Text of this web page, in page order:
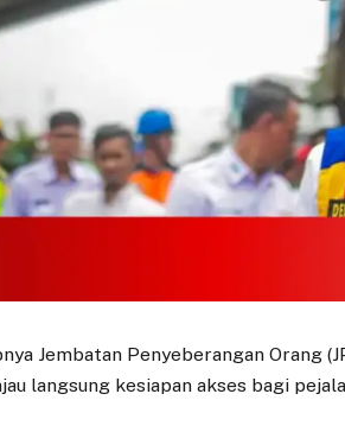
Jembatan Penyeberangan Orang
langsung kesiapan akses bagi